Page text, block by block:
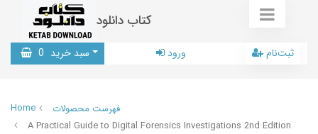
کتاب دانلود
سبد خرید 0 ورود ثبت‌نام
Home
فهرست محصولات
A Practical Guide to Digital Forensics Investigations 2nd Edition